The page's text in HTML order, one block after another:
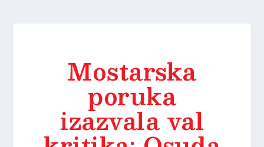
Mostarska
poruka
izazvala val